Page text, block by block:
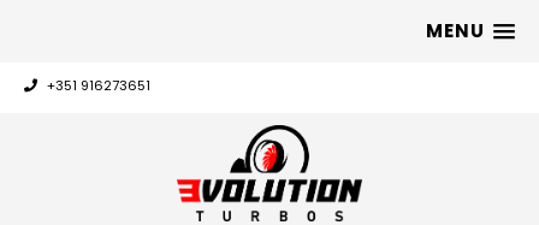
MENU
+351 916273651